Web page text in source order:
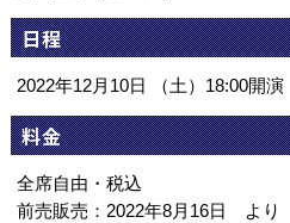
日程
2022年12月10日 （土）18:00開演
料金
全席自由・税込
前売販売：2022年8月16日 より